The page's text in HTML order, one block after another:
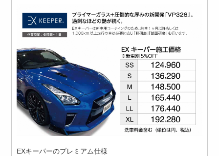
EXキーパーのプレミアム仕様